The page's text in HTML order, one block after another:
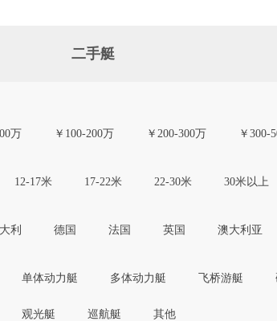
二手艇
万 ￥100-200万 ￥200-300万 ￥300-
12-17米 17-22米 22-30米 30米以上
利 德国 法国 英国 澳大利亚
单体动力艇 多体动力艇 飞桥游艇
观光艇 巡航艇 其他